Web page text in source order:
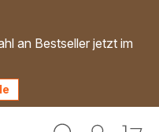
an Bestseller jetzt im